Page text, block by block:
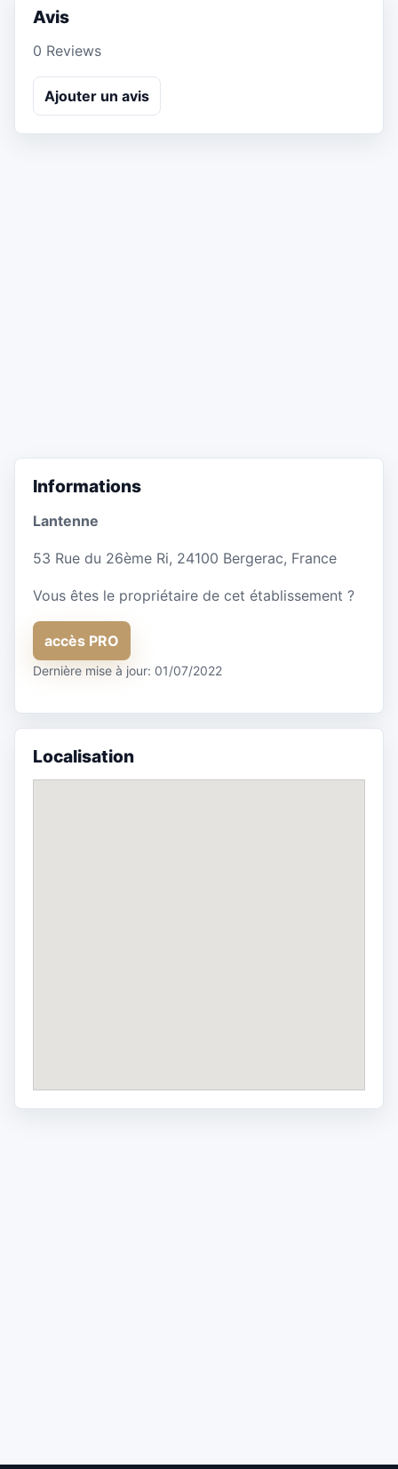
Avis
0 Reviews
Ajouter un avis
Informations
Lantenne
53 Rue du 26ème Ri, 24100 Bergerac, France
Vous êtes le propriétaire de cet établissement ?
accès PRO
Dernière mise à jour: 01/07/2022
Localisation